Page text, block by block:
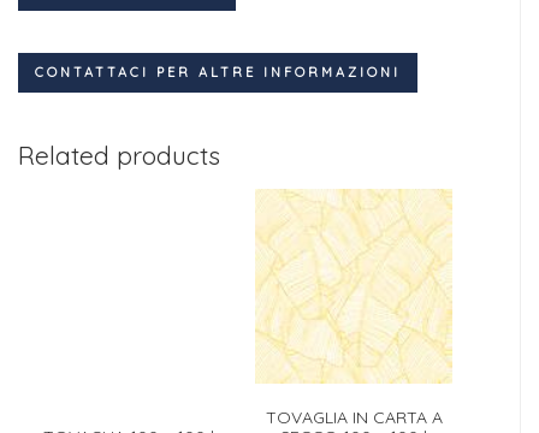
CONTATTACI PER ALTRE INFORMAZIONI
Related products
TOVAGLIA IN CARTA A